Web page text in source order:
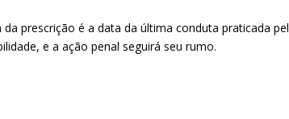
prescrição é a data da última conduta praticada
e a ação penal seguirá seu rumo.